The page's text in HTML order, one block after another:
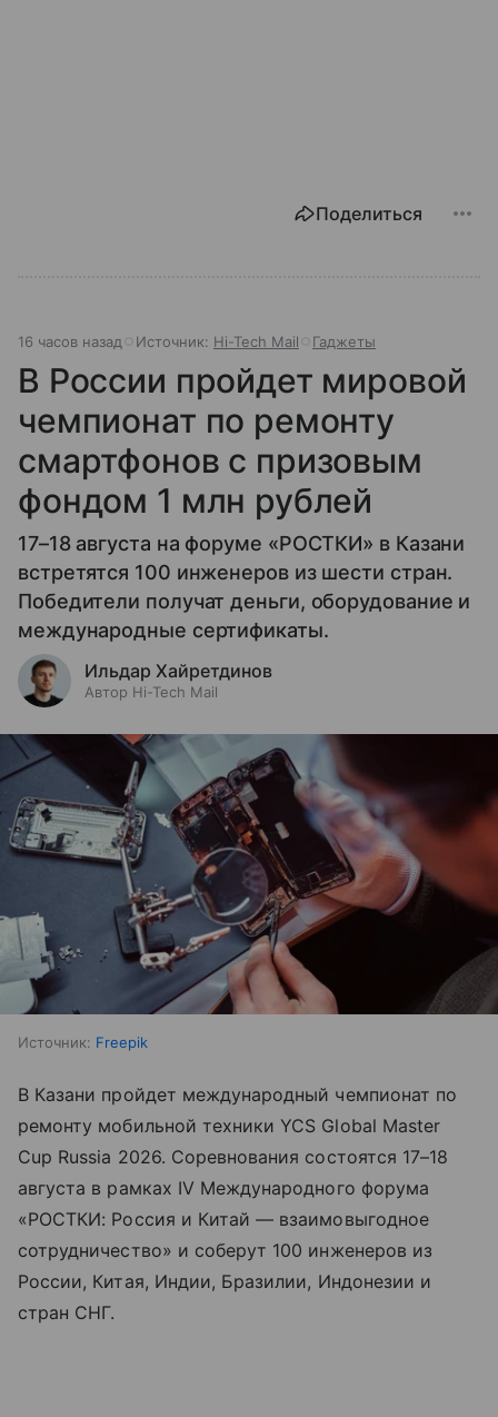
Поделиться
16 часов назад Источник: Hi-Tech Mail Гаджеты
В России пройдет мировой
чемпионат по ремонту
смартфонов с призовым
фондом 1 млн рублей
17–18 августа на форуме «РОСТКИ» в Казани
встретятся 100 инженеров из шести стран.
Победители получат деньги, оборудование и
международные сертификаты.
Ильдар Хайретдинов
Автор Hi-Tech Mail
Источник: Freepik
В Казани пройдет международный чемпионат по
ремонту мобильной техники YCS Global Master
Cup Russia 2026. Соревнования состоятся 17–18
августа в рамках IV Международного форума
«РОСТКИ: Россия и Китай — взаимовыгодное
сотрудничество» и соберут 100 инженеров из
России, Китая, Индии, Бразилии, Индонезии и
стран СНГ.